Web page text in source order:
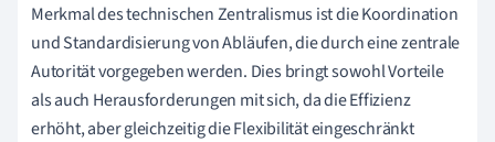
Merkmal des technischen Zentralismus ist die Koordination
und Standardisierung von Abläufen, die durch eine zentrale
Autorität vorgegeben werden. Dies bringt sowohl Vorteile
als auch Herausforderungen mit sich, da die Effizienz
erhöht, aber gleichzeitig die Flexibilität eingeschränkt